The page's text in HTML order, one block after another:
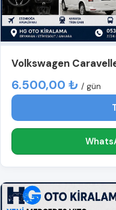
Volkswagen
6.500,00 ₺ / gün